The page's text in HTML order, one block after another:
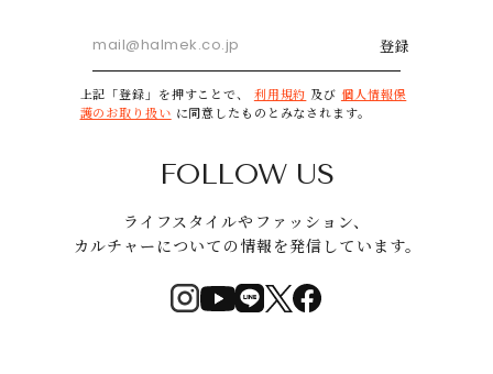
登録
上記「登録」を押すことで、 利用規約 及び 個人情報保
護のお取り扱い に同意したものとみなされます。
FOLLOW US
ライフスタイルやファッション、
カルチャーについての情報を発信しています。